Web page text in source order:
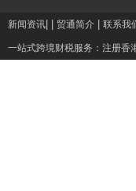
新闻资讯 贸通简介 联系我
一站式跨境财税服务： 注册香